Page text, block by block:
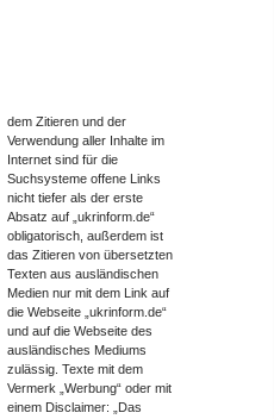
dem Zitieren und der
Verwendung aller Inhalte im
Internet sind für die
Suchsysteme offene Links
nicht tiefer als der erste
Absatz auf „ukrinform.de“
obligatorisch, außerdem ist
das Zitieren von übersetzten
Texten aus ausländischen
Medien nur mit dem Link auf
die Webseite „ukrinform.de“
und auf die Webseite des
ausländisches Mediums
zulässig. Texte mit dem
Vermerk „Werbung“ oder mit
einem Disclaimer: „Das